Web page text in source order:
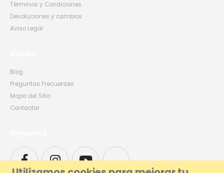
Términos y Condiciones
Devoluciones y cambios
Aviso Legal
Blog
Preguntas Frecuentes
Mapa del Sitio
Contactar